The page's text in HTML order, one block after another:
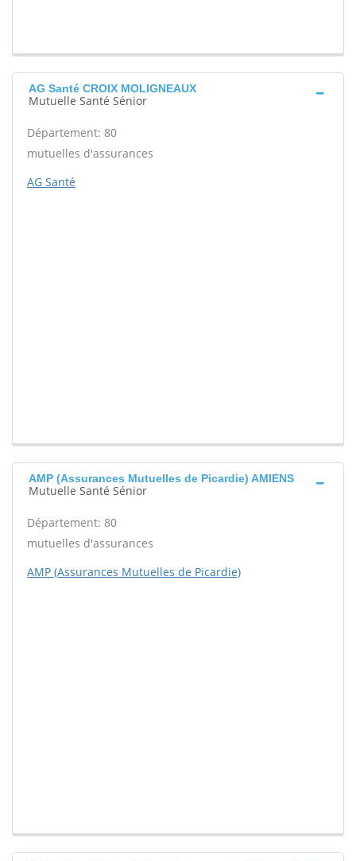
AG Santé CROIX MOLIGNEAUX
Mutuelle Santé Sénior
Département: 80
mutuelles d'assurances
AG Santé
AMP (Assurances Mutuelles de Picardie) AMIENS
Mutuelle Santé Sénior
Département: 80
mutuelles d'assurances
AMP (Assurances Mutuelles de Picardie)